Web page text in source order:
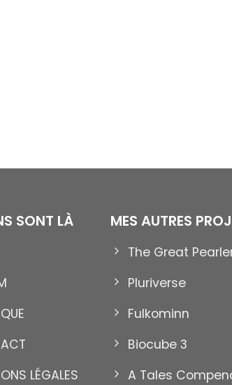
SONT LÀ
LÉGALES
MES AUTRES
The Great
Pluriverse
Fulkominn
Biocube 3
A Tales